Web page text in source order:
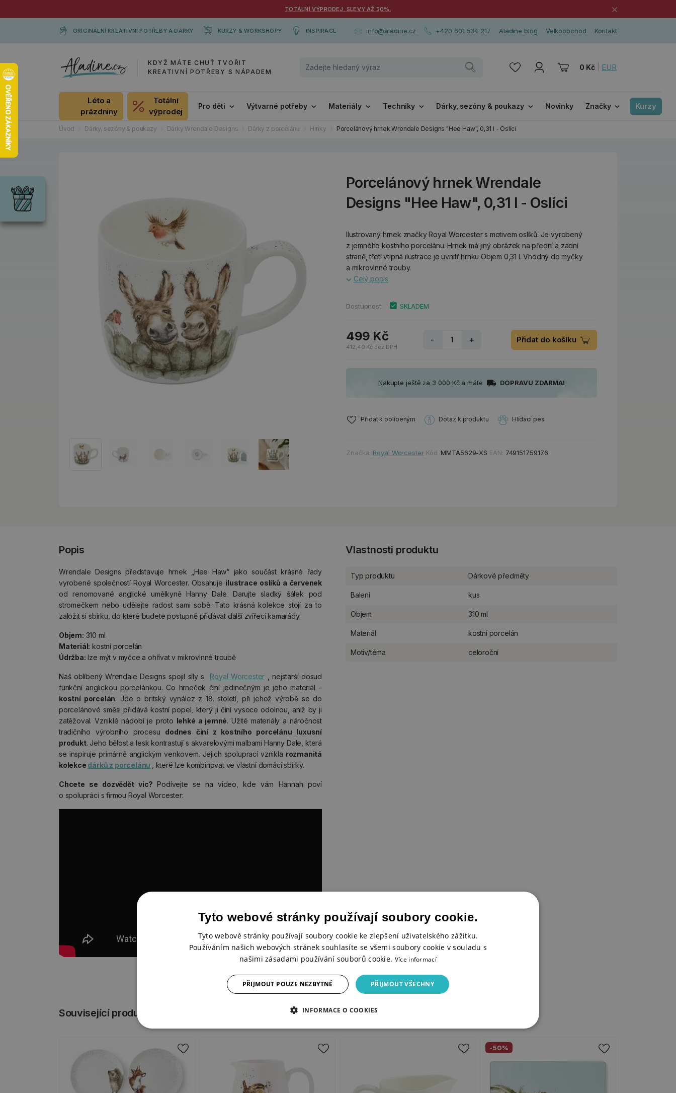
TOTÁLNÍ VÝPRODEJ. SLEVY AŽ 50%. ×
ORIGINÁLNÍ KREATIVNÍ POTŘEBY A DÁRKY KURZY & WORKSHOPY INSPIRACE info@aladine.cz +420 601 534 217 Aladine blog Velkoobchod Kontakt
KDYŽ MÁTE CHUŤ TVOŘIT
KREATIVNÍ POTŘEBY S NÁPADEM
0 Kč EUR
Léto a
prázdniny
Totální
výprodej
Pro děti Výtvarné potřeby Materiály Techniky Dárky, sezóny & poukazy Novinky Značky Kurzy
Úvod Dárky, sezóny & poukazy Dárky Wrendale Designs Dárky z porcelánu Hrnky Porcelánový hrnek Wrendale Designs "Hee Haw", 0,31 l - Oslíci
Porcelánový hrnek Wrendale
Designs "Hee Haw", 0,31 l - Oslíci
Ilustrovaný hrnek značky Royal Worcester s motivem oslíků. Je vyrobený
z jemného kostního porcelánu. Hrnek má jiný obrázek na přední a zadní
straně, třetí vtipná ilustrace je uvnitř hrnku Objem 0,31 l. Vhodný do myčky
a mikrovlnné trouby.
Celý popis
Dostupnost: SKLADEM
499 Kč
412,40 Kč bez DPH
- + Přidat do košíku
Nakupte ještě za 3 000 Kč a máte DOPRAVU ZDARMA!
Přidat k oblíbeným Dotaz k produktu Hlídací pes
Značka: Royal Worcester Kód: MMTA5629-XS EAN: 749151759176
Popis
Wrendale Designs představuje hrnek „Hee Haw“ jako součást krásné řady
vyrobené společností Royal Worcester. Obsahuje ilustrace oslíků a červenek
od renomované anglické umělkyně Hanny Dale. Darujte sladký šálek pod
stromečkem nebo udělejte radost sami sobě. Tato krásná kolekce stojí za to
založit si sbírku, do které budete postupně přidávat další zvířecí kamarády.
Objem: 310 ml
Materiál: kostní porcelán
Údržba: lze mýt v myčce a ohřívat v mikrovlnné troubě
Náš oblíbený Wrendale Designs spojil síly s Royal Worcester , nejstarší dosud
funkční anglickou porcelánkou. Co hrneček činí jedinečným je jeho materiál –
kostní porcelán. Jde o britský vynález z 18. století, při jehož výrobě se do
porcelánové směsi přidává kostní popel, který ji činí vysoce odolnou, aniž by ji
zatěžoval. Vzniklé nádobí je proto lehké a jemné. Užité materiály a náročnost
tradičního výrobního procesu dodnes činí z kostního porcelánu luxusní
produkt. Jeho bělost a lesk kontrastují s akvarelovými malbami Hanny Dale, která
se inspiruje primárně anglickým venkovem. Jejich spoluprací vznikla rozmanitá
kolekce dárků z porcelánu , které lze kombinovat ve vlastní domácí sbírky.
Chcete se dozvědět víc?Podívejte se na video, kde vám Hannah poví
o spolupráci s firmou Royal Worcester:
Vlastnosti produktu
Typ produktu Dárkové předměty
Balení kus
Objem 310 ml
Materiál kostní porcelán
Motiv/téma celoroční
Související produkty
-50%
Tyto webové stránky používají soubory cookie.
Tyto webové stránky používají soubory cookie ke zlepšení uživatelského zážitku.
Používáním našich webových stránek souhlasíte se všemi soubory cookie v souladu s
našimi zásadami používání souborů cookie. Více informací
PŘIJMOUT VŠECHNY
PŘIJMOUT POUZE NEZBYTNÉ
INFORMACE O COOKIES